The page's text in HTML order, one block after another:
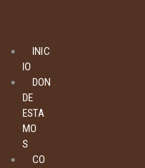
INIC
IO
DON
DE
ESTA
MO
S
CO